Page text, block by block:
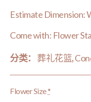
Estimate Dimension:
Come with: Flower
分类： 葬礼花篮,
Flower Size*